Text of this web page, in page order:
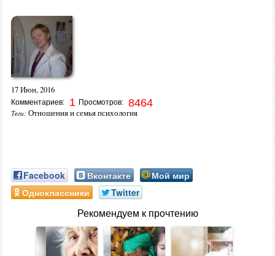
17 Июн, 2016
Комментариев: 1 Просмотров: 8464
Теги: Отношения и семья психология
Facebook Вконтакте
Мой мир
Одноклассники
Twitter
Рекомендуем к прочтению